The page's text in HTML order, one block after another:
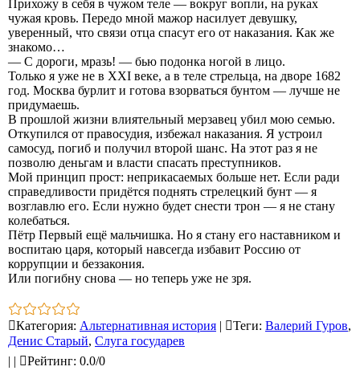
Прихожу в себя в чужом теле — вокруг вопли, на руках
чужая кровь. Передо мной мажор насилует девушку,
уверенный, что связи отца спасут его от наказания. Как же
знакомо…
— С дороги, мразь! — бью подонка ногой в лицо.
Только я уже не в XXI веке, а в теле стрельца, на дворе 1682
год. Москва бурлит и готова взорваться бунтом — лучше не
придумаешь.
В прошлой жизни влиятельный мерзавец убил мою семью.
Откупился от правосудия, избежал наказания. Я устроил
самосуд, погиб и получил второй шанс. На этот раз я не
позволю деньгам и власти спасать преступников.
Мой принцип прост: неприкасаемых больше нет. Если ради
справедливости придётся поднять стрелецкий бунт — я
возглавлю его. Если нужно будет снести трон — я не стану
колебаться.
Пётр Первый ещё мальчишка. Но я стану его наставником и
воспитаю царя, который навсегда избавит Россию от
коррупции и беззакония.
Или погибну снова — но теперь уже не зря.
Категория: Альтернативная история | Теги: Валерий Гуров,
Денис Старый, Слуга государев
| | Рейтинг: 0.0/0